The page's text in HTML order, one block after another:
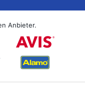
Anbieter.